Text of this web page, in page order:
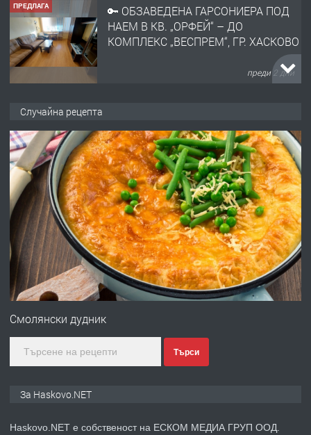
ПРЕДЛАГА
🔑 ОБЗАВЕДЕНА ГАРСОНИЕРА ПОД
НАЕМ В КВ. „ОРФЕЙ“ – ДО
КОМПЛЕКС „ВЕСПРЕМ“, ГР. ХАСКОВО
преди 2 дни
АПАРТАМЕНТ В ЦЕНТЪРА НА ГР.
ХАСКОВО
преди 3 дни
ПРЕДЛАГА Давам гараж под наем
преди 3 дни
ПРЕДЛАГА
№4120 Магазин/Офис под наем в кв.
Случайна рецепта
Смолянски дудник
Търси
За Haskovo.NET
Haskovo.NET е собственост на ЕСКОМ МЕДИА ГРУП ООД.